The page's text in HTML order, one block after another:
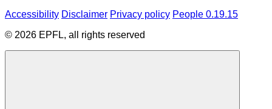
Accessibility Disclaimer Privacy policy People 0.19.15
© 2026 EPFL, all rights reserved